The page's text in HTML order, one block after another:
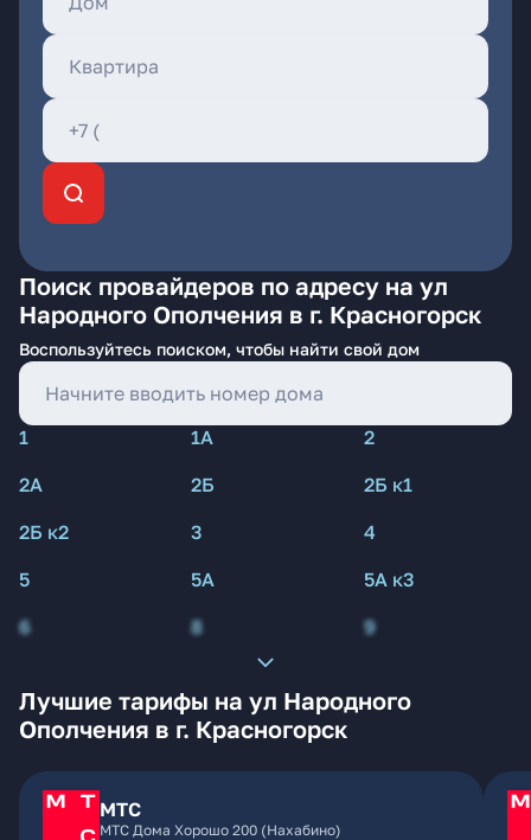
Поиск провайдеров по адресу на ул
Народного Ополчения в г. Красногорск
Воспользуйтесь поиском, чтобы найти свой дом
1 1А
2
2А
2Б
2Б к1
2Б к2
3
4
5
5А
5А к3
6
8 9
Лучшие тарифы на ул Народного
Ополчения в г. Красногорск
МТС
МТС Дома Хорошо 200 (Нахабино)